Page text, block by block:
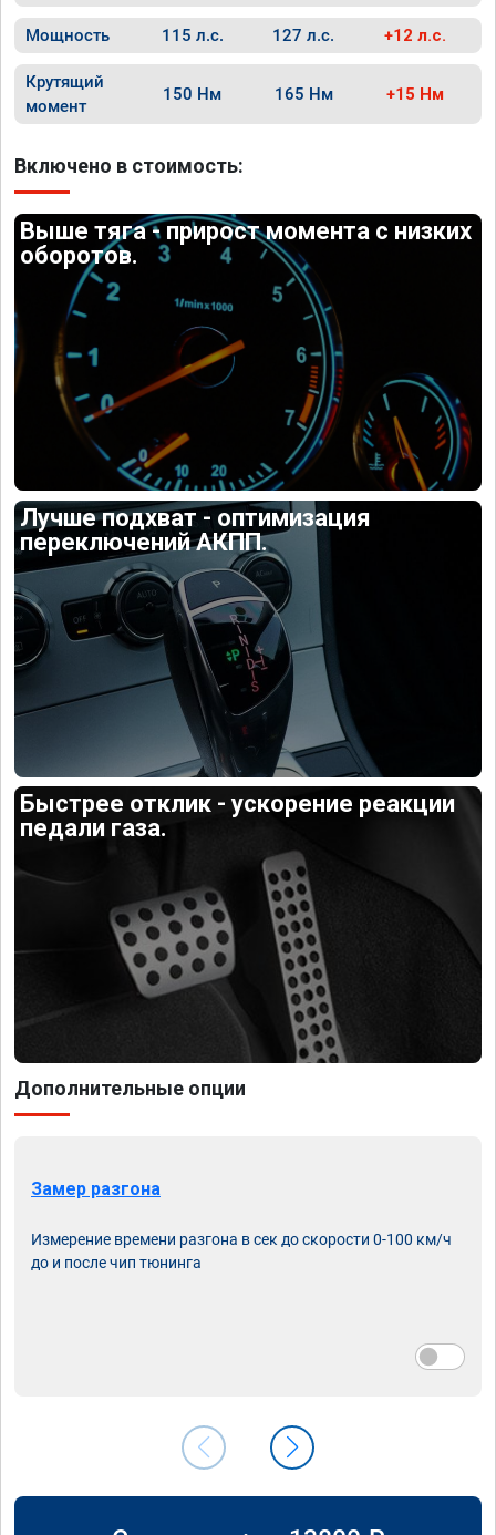
Мощность 115 л.с. 127 л.с. +12 л.с.
Крутящий
момент
150 Нм 165 Нм +15 Нм
Включено в стоимость:
Выше тяга - прирост момента с низких
оборотов.
Лучше подхват - оптимизация
переключений АКПП.
Быстрее отклик - ускорение реакции
педали газа.
Дополнительные опции
Замер разгона
Измерение времени разгона в сек до скорости 0-100 км/ч
до и после чип тюнинга